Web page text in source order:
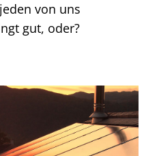
von uns
gut, oder?